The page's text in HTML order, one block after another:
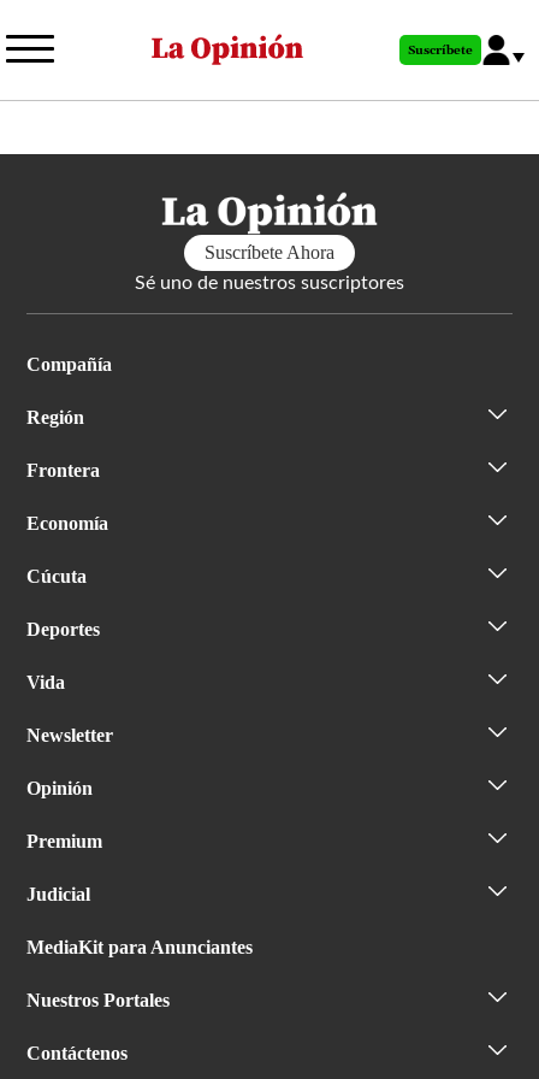
al
principal
Suscríbete
Suscríbete Ahora
Sé uno de nuestros suscriptores
Compañía
Región
Frontera
Economía
Cúcuta
Deportes
Vida
Newsletter
Opinión
Premium
Judicial
MediaKit para Anunciantes
Nuestros Portales
Contáctenos